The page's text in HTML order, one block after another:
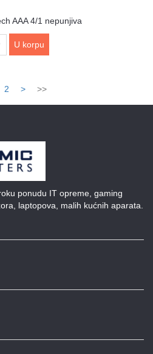
AAA 4/1 nepunjiva
U korpu
2 > >>
ponudu IT opreme, gaming
laptopova, malih kućnih aparata.